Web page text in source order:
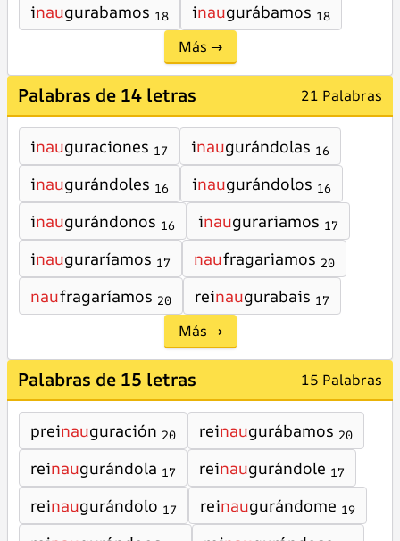
inaugurabamos 18 inaugurábamos 18
Más →
Palabras de 14 letras 21 Palabras
inauguraciones 17 inaugurándolas 16
inaugurándoles 16 inaugurándolos 16
inaugurándonos 16 inaugurariamos 17
inauguraríamos 17 naufragariamos 20
naufragaríamos 20 reinaugurabais 17
Más →
Palabras de 15 letras 15 Palabras
preinauguración 20 reinaugurábamos 20
reinaugurándola 17 reinaugurándole 17
reinaugurándolo 17 reinaugurándome 19